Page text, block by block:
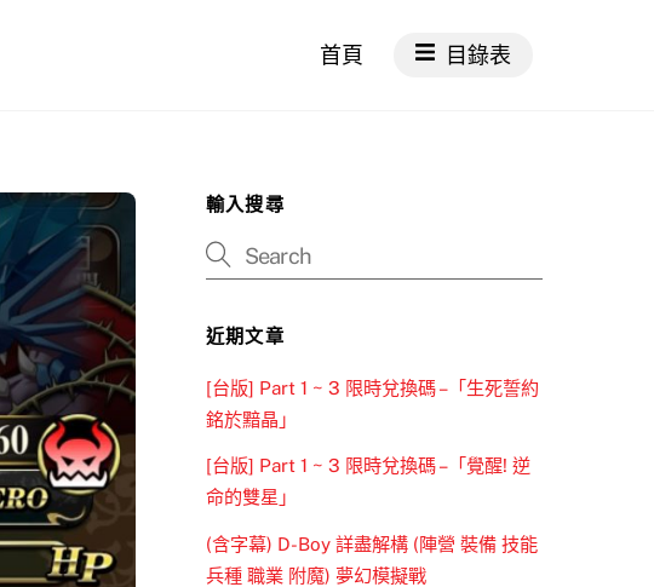
首頁 目錄表
輸入搜尋
近期文章
[台版] Part 1 ~ 3 限時兌換碼 –「生死誓約
銘於黯晶」
[台版] Part 1 ~ 3 限時兌換碼 –「覺醒! 逆
命的雙星」
(含字幕) D-Boy 詳盡解構 (陣營 裝備 技能
兵種 職業 附魔) 夢幻模擬戰